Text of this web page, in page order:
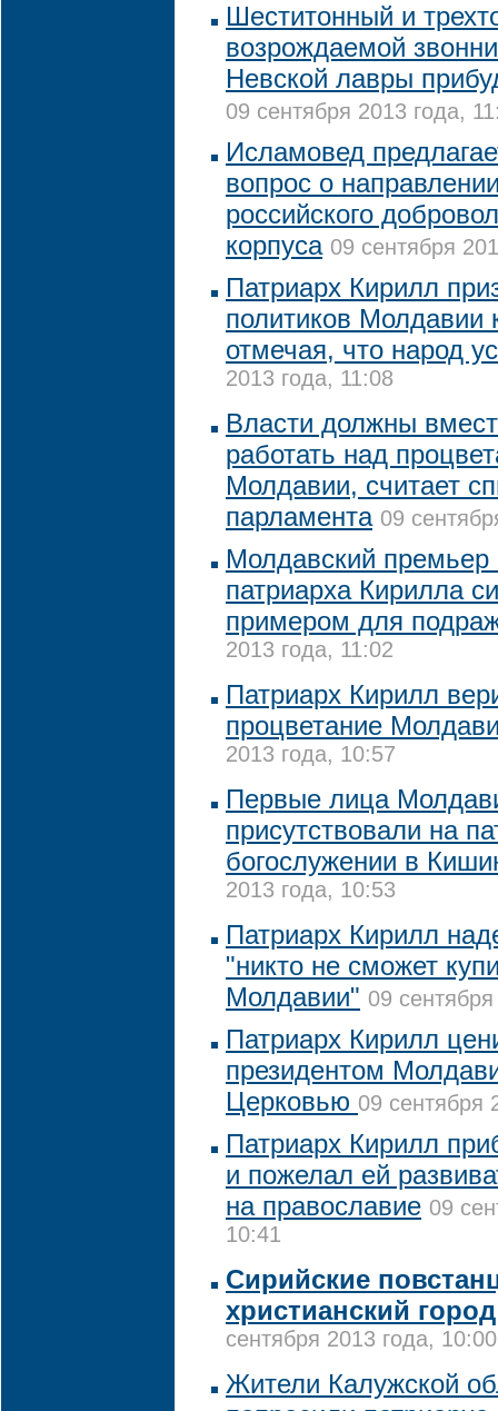
Шеститонный и
возрождаемой
Невской лавры
09 сентября 2013 года,
Исламовед
вопрос о
российского
корпуса 09 сентября
Патриарх Кирилл
политиков Молдавии
отмечая, что народ
2013 года, 11:08
Власти должны
работать над
Молдавии, считает
парламента 09
Молдавский премьер
патриарха Кирилла
примером для
2013 года, 11:02
Патриарх Кирилл
процветание
2013 года, 10:57
Первые лица
присутствовали на
богослужении в
2013 года, 10:53
Патриарх Кирилл
"никто не сможет
Молдавии" 09
Патриарх Кирилл
президентом
Церковью 09 сентября
Патриарх Кирилл
и пожелал ей
на православие 09
10:41
Сирийские
христианский
сентября 2013 года, 10:00
Жители Калужской